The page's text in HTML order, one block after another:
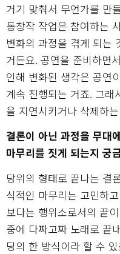
거기 맞춰서 무언가를 만
동창작 작업은 참여하는
변화의 과정을 겪게 되는
거든요. 공연을 준비하면
인해 변화된 생각은 공연
계속 진행되는 거죠. 그래
을 지연시키거나 삭제하
결론이 아닌 과정을 무대
마무리를 짓게 되는지 궁
당위의 형태로 끝나는 결
식적인 마무리는 고민하
보다는 행위소로서의 끝
중에 다짜고짜 노래로 끝
딩의 한 방식이라 할 수